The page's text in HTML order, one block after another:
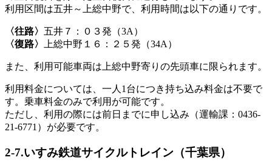
利用区間は五井～上総中野で、利用時間は以下の通りです。
〈往路〉 五井７：０３発（3A）
〈復路〉
上総中野１６：２５発（34A）
また、利用可能車両は上総中野寄りの先頭車に限られます。
利用料金については、一人1台につき持ち込み料金は不要で
す。乗車料金のみで利用が可能です。
ただし、利用の際には前日までに申し込み（運輸課：0436-
21-6771）が必要です。
2-7.いすみ鉄道サイクルトレイン（千葉県）